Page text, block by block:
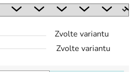
Zvolte variantu
Zvolte variantu